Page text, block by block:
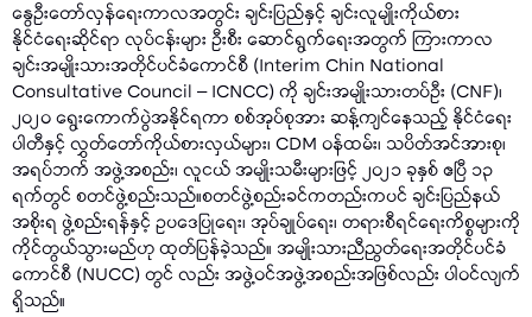
နွေဦးတော်လှန်ရေးကာလအတွင်း ချင်းပြည်နှင့် ချင်းလူမျိုးကိုယ်စား
နိုင်ငံရေးဆိုင်ရာ လုပ်ငန်းများ ဦးစီး ဆောင်ရွက်ရေးအတွက် ကြားကာလ
ချင်းအမျိုးသားအတိုင်ပင်ခံကောင်စီ (Interim Chin National
Consultative Council – ICNCC) ကို ချင်းအမျိုးသားတပ်ဦး (CNF)၊
၂၀၂၀ ရွေးကောက်ပွဲအနိုင်ရကာ စစ်အုပ်စုအား ဆန့်ကျင်နေသည့် နိုင်ငံရေး
ပါတီနှင့် လွှတ်တော်ကိုယ်စားလှယ်များ၊ CDM ဝန်ထမ်း၊ သပိတ်အင်အားစု၊
အရပ်ဘက် အဖွဲ့အစည်း၊ လူငယ် အမျိုးသမီးများဖြင့် ၂၀၂၁ ခုနှစ် ဧပြီ ၁၃
ရက်တွင် စတင်ဖွဲ့စည်းသည်။စတင်ဖွဲ့စည်းခင်ကတည်းကပင် ချင်းပြည်နယ်
အစိုးရ ဖွဲ့စည်းရန်နှင့် ဥပဒေပြုရေး၊ အုပ်ချုပ်ရေး၊ တရားစီရင်ရေးကိစ္စများကို
ကိုင်တွယ်သွားမည်ဟု ထုတ်ပြန်ခဲ့သည်။ အမျိုးသားညီညွတ်ရေးအတိုင်ပင်ခံ
ကောင်စီ (NUCC) တွင် လည်း အဖွဲ့ဝင်အဖွဲ့အစည်းအဖြစ်လည်း ပါဝင်လျက်
ရှိသည်။